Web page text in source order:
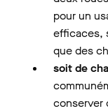
pour un
efficaces,
que des
soit de
conserver